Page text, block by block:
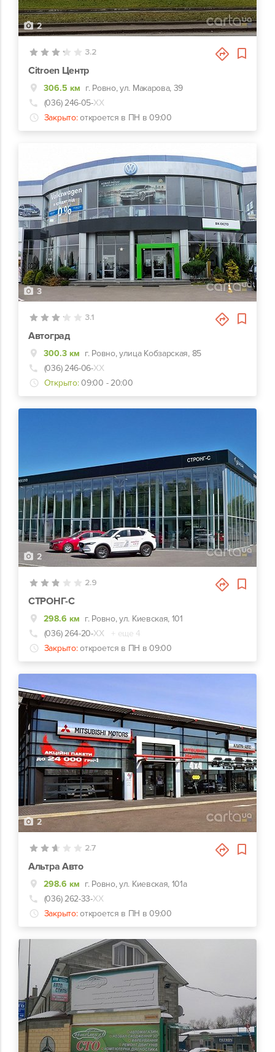
2
3.2
Citroen Центр
306.5 км г. Ровно, ул. Макарова, 39
(036) 246-05-ХХ
Закрыто: откроется в ПН в 09:00
3
3.1
Автоград
300.3 км г. Ровно, улица Кобзарская, 85
(036) 246-06-ХХ
Открыто: 09:00 - 20:00
2
2.9
СТРОНГ-С
298.6 км г. Ровно, ул. Киевская, 101
(036) 264-20-ХХ
+ еще 4
Закрыто: откроется в ПН в 09:00
2
2.7
Альтра Авто
298.6 км г. Ровно, ул. Киевская, 101а
(036) 262-33-ХХ
Закрыто: откроется в ПН в 09:00